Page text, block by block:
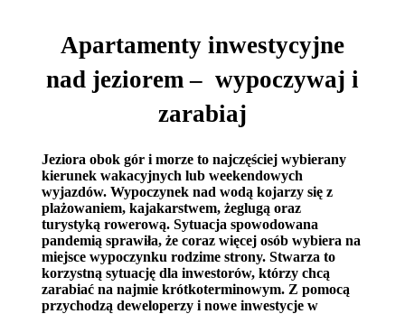
Apartamenty inwestycyjne
nad jeziorem – wypoczywaj i
zarabiaj
Jeziora obok gór i morze to najczęściej wybierany
kierunek wakacyjnych lub weekendowych
wyjazdów. Wypoczynek nad wodą kojarzy się z
plażowaniem, kajakarstwem, żeglugą oraz
turystyką rowerową. Sytuacja spowodowana
pandemią sprawiła, że coraz więcej osób wybiera na
miejsce wypoczynku rodzime strony. Stwarza to
korzystną sytuację dla inwestorów, którzy chcą
zarabiać na najmie krótkoterminowym. Z pomocą
przychodzą deweloperzy i nowe inwestycje w